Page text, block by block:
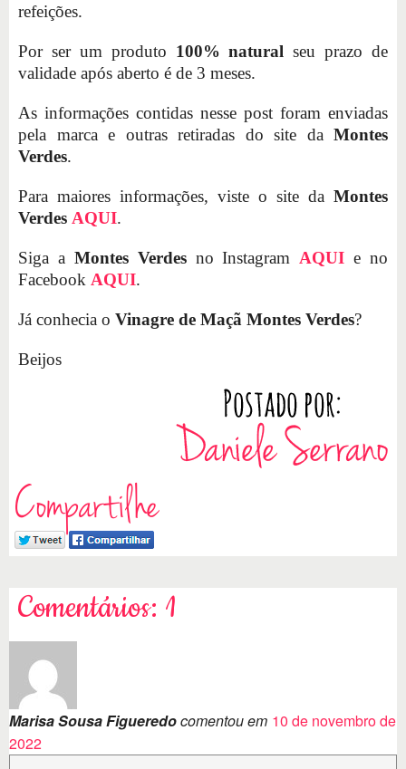
refeições.
Por ser um produto 100% natural seu prazo de
validade após aberto é de 3 meses.
As informações contidas nesse post foram enviadas
pela marca e outras retiradas do site da Montes
Verdes.
Para maiores informações, viste o site da Montes
Verdes AQUI.
Siga a Montes Verdesno Instagram AQUI e no
Facebook AQUI.
Já conhecia o Vinagre de Maçã Montes Verdes?
Beijos
Compartilhe
Comentários: 1
Marisa Sousa Figueredocomentou em 10 de novembro de
2022